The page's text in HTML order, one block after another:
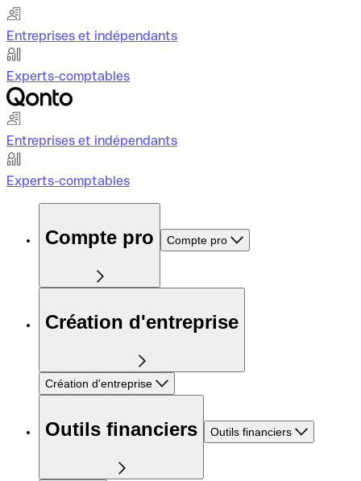
Entreprises et indépendants
Experts-comptables
Entreprises et indépendants
Experts-comptables
Compte pro Compte pro
Création d'entreprise
Création d'entreprise
Outils financiers Outils financiers